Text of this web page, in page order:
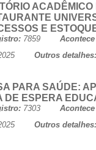
E
7859
2025 Outros detalhes:
PARA SAÚDE:
DE ESPERA
7303
2025 Outros detalhes: